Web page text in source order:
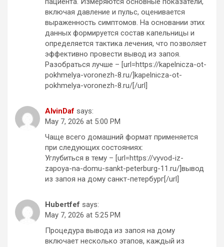
включая давление и пульс, оценивается
выраженность симптомов. На основании этих
данных формируется состав капельницы и
определяется тактика лечения, что позволяет
эффективно провести вывод из запоя.
Разобраться лучше – [url=https://kapelnicza-ot-
pokhmelya-voronezh-8.ru/]kapelnicza-ot-
pokhmelya-voronezh-8.ru/[/url]
AlvinDaf says:
May 7, 2026 at 5:00 PM
Чаще всего домашний формат применяется
при следующих состояниях:
Углубиться в тему – [url=https://vyvod-iz-
zapoya-na-domu-sankt-peterburg-11.ru/]вывод
из запоя на дому санкт-петербург[/url]
Hubertfef says:
May 7, 2026 at 5:25 PM
Процедура вывода из запоя на дому
включает несколько этапов, каждый из